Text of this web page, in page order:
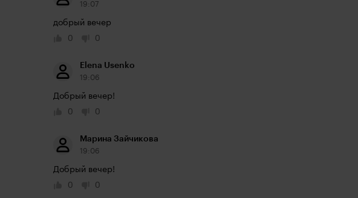
19:07
добрый вечер
0
0
Elena Usenko
19:06
Добрый вечер!
0
0
Марина Зайчикова
19:06
Добрый вечер!
0
0